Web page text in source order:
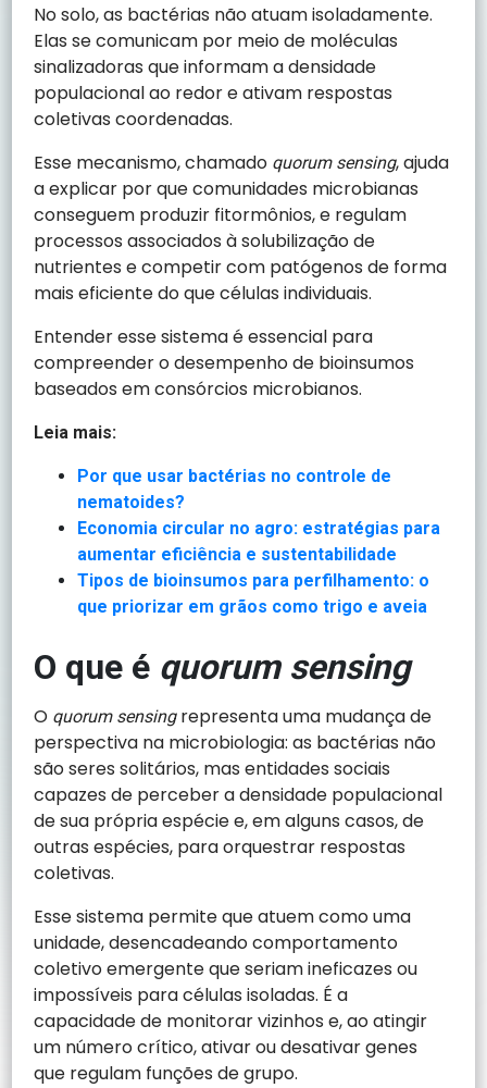
No solo, as bactérias não atuam isoladamente.
Elas se comunicam por meio de moléculas
sinalizadoras que informam a densidade
populacional ao redor e ativam respostas
coletivas coordenadas.
Esse mecanismo, chamado quorum sensing, ajuda
a explicar por que comunidades microbianas
conseguem produzir fitormônios, e regulam
processos associados à solubilização de
nutrientes e competir com patógenos de forma
mais eficiente do que células individuais.
Entender esse sistema é essencial para
compreender o desempenho de bioinsumos
baseados em consórcios microbianos.
Leia mais:
Por que usar bactérias no controle de
nematoides?
Economia circular no agro: estratégias para
aumentar eficiência e sustentabilidade
Tipos de bioinsumos para perfilhamento: o
que priorizar em grãos como trigo e aveia
O que é quorum sensing
O quorum sensingrepresenta uma mudança de
perspectiva na microbiologia: as bactérias não
são seres solitários, mas entidades sociais
capazes de perceber a densidade populacional
de sua própria espécie e, em alguns casos, de
outras espécies, para orquestrar respostas
coletivas.
Esse sistema permite que atuem como uma
unidade, desencadeando comportamento
coletivo emergente que seriam ineficazes ou
impossíveis para células isoladas. É a
capacidade de monitorar vizinhos e, ao atingir
um número crítico, ativar ou desativar genes
que regulam funções de grupo.